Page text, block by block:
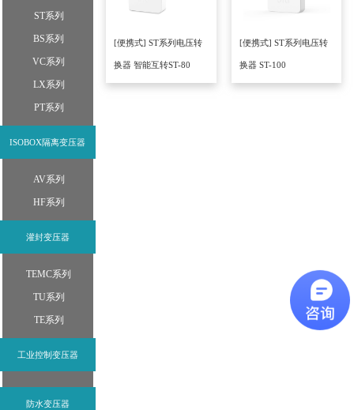
ST系列
BS系列
VC系列
LX系列
PT系列
ISOBOX隔离变压器
AV系列
HF系列
灌封变压器
TEMC系列
TU系列
TE系列
工业控制变压器
防水变压器
[便携式] ST系列电压转
换器 智能互转ST-80
[便携式] ST系列电压转
换器 ST-100